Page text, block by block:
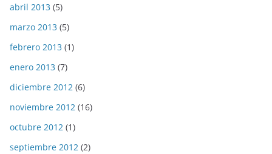
abril 2013 (5)
marzo 2013 (5)
febrero 2013 (1)
enero 2013 (7)
diciembre 2012 (6)
noviembre 2012 (16)
octubre 2012 (1)
septiembre 2012 (2)